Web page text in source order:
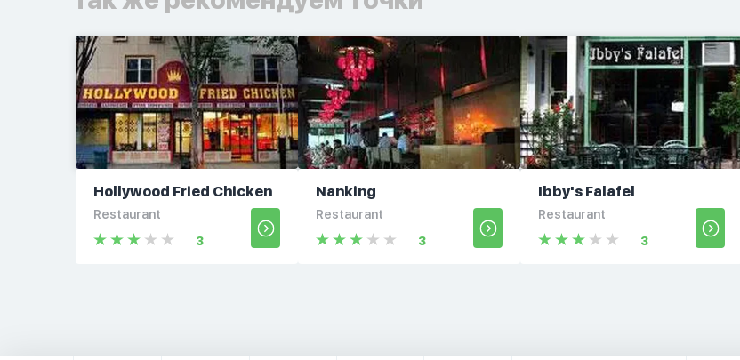
Hollywood Fried Chicken
Restaurant
3
Nanking
Restaurant
3
Ibby's Falafel
Restaurant
3